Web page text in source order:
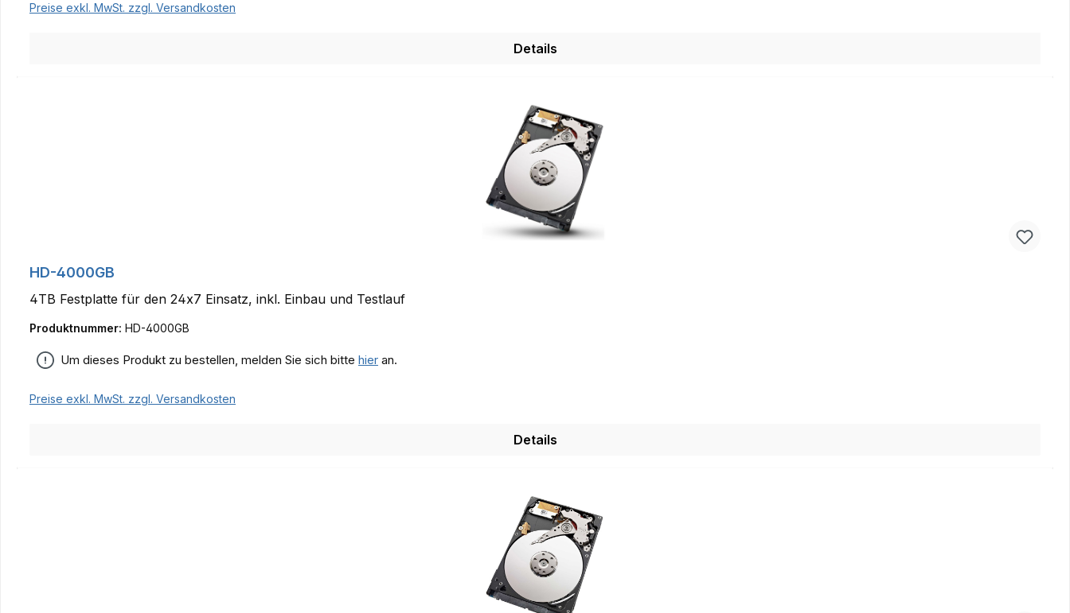
Preise exkl. MwSt. zzgl. Versandkosten
Details
HD-4000GB
4TB Festplatte für den 24x7 Einsatz, inkl. Einbau und Testlauf
Produktnummer: HD-4000GB
Um dieses Produkt zu bestellen, melden Sie sich bitte hier an.
Preise exkl. MwSt. zzgl. Versandkosten
Details